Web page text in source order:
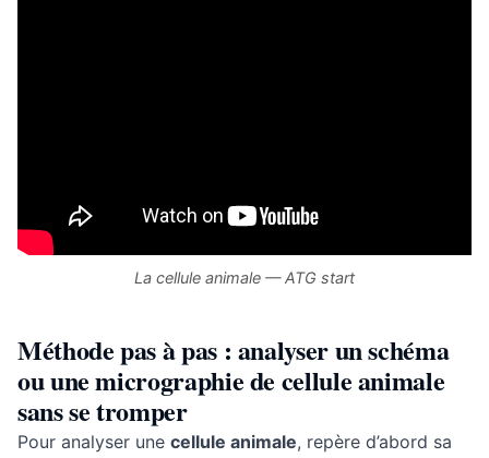
La cellule animale — ATG start
Méthode pas à pas : analyser un schéma
ou une micrographie de cellule animale
sans se tromper
Pour analyser une cellule animale, repère d’abord sa